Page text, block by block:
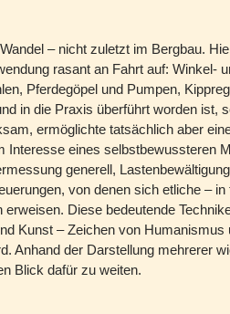
– nicht zuletzt im Bergbau.
rasant an Fahrt auf: Winkel-
Pferdegöpel und Pumpen,
in die Praxis überführt worden ist,
ermöglichte tatsächlich aber
Interesse eines selbstbewussteren
generell,
von denen sich etliche – in
Diese bedeutende
Kunst – Zeichen von Humanismus
Anhand der Darstellung mehrerer
Blick dafür zu weiten.